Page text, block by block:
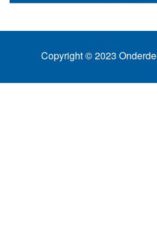
Copyright © 2023